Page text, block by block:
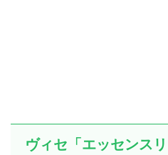
ヴィセ「エッセンス